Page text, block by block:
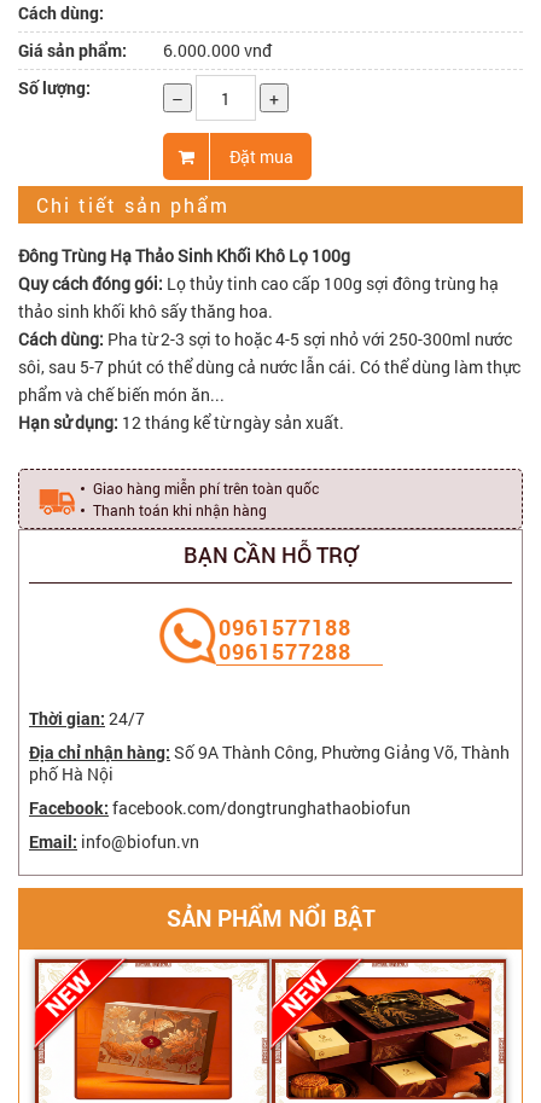
Cách dùng:
Giá sản phẩm:
6.000.000 vnđ
Số lượng:
– +
Đặt mua
Chi tiết sản phẩm
Đông Trùng Hạ Thảo Sinh Khối Khô Lọ 100g
Quy cách đóng gói: Lọ thủy tinh cao cấp 100g sợi đông trùng hạ
thảo sinh khối khô sấy thăng hoa.
Cách dùng: Pha từ 2-3 sợi to hoặc 4-5 sợi nhỏ với 250-300ml nước
sôi, sau 5-7 phút có thể dùng cả nước lẫn cái. Có thể dùng làm thực
phẩm và chế biến món ăn...
Hạn sử dụng: 12 tháng kể từ ngày sản xuất.
Giao hàng miễn phí trên toàn quốc
Thanh toán khi nhận hàng
BẠN CẦN HỖ TRỢ
‭0961577188
0961577288
Thời gian: 24/7
Địa chỉ nhận hàng: Số 9A Thành Công, Phường Giảng Võ, Thành
phố Hà Nội
Facebook: facebook.com/dongtrunghathaobiofun
Email: info@biofun.vn
SẢN PHẨM NỔI BẬT